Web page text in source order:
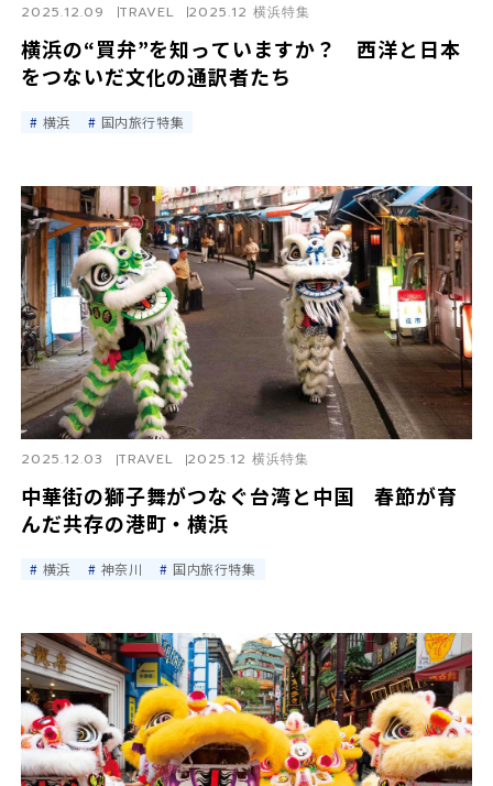
横浜の“買弁”を知っていますか？ 西洋と日本
をつないだ文化の通訳者たち
2025.12.09 TRAVEL 2025.12 横浜特集
横浜 国内旅行特集
中華街の獅子舞がつなぐ台湾と中国 春節が育
んだ共存の港町・横浜
2025.12.03 TRAVEL 2025.12 横浜特集
横浜 神奈川 国内旅行特集